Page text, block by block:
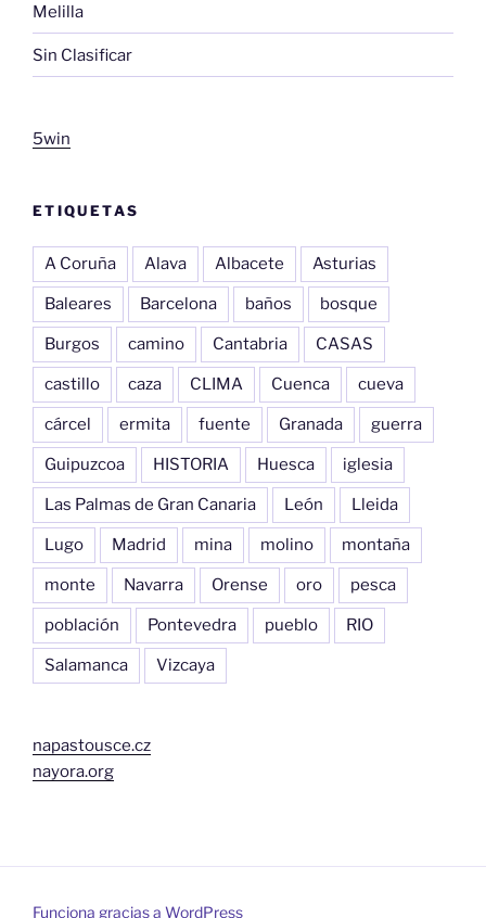
Melilla
Sin Clasificar
5win
ETIQUETAS
A Coruña Alava Albacete Asturias
Baleares Barcelona baños bosque
Burgos camino Cantabria CASAS
castillo caza CLIMA Cuenca cueva
cárcel ermita fuente Granada guerra
Guipuzcoa HISTORIA Huesca iglesia
Las Palmas de Gran Canaria León Lleida
Lugo Madrid mina molino montaña
monte Navarra Orense oro pesca
población Pontevedra pueblo RIO
Salamanca Vizcaya
napastousce.cz
nayora.org
Funciona gracias a WordPress